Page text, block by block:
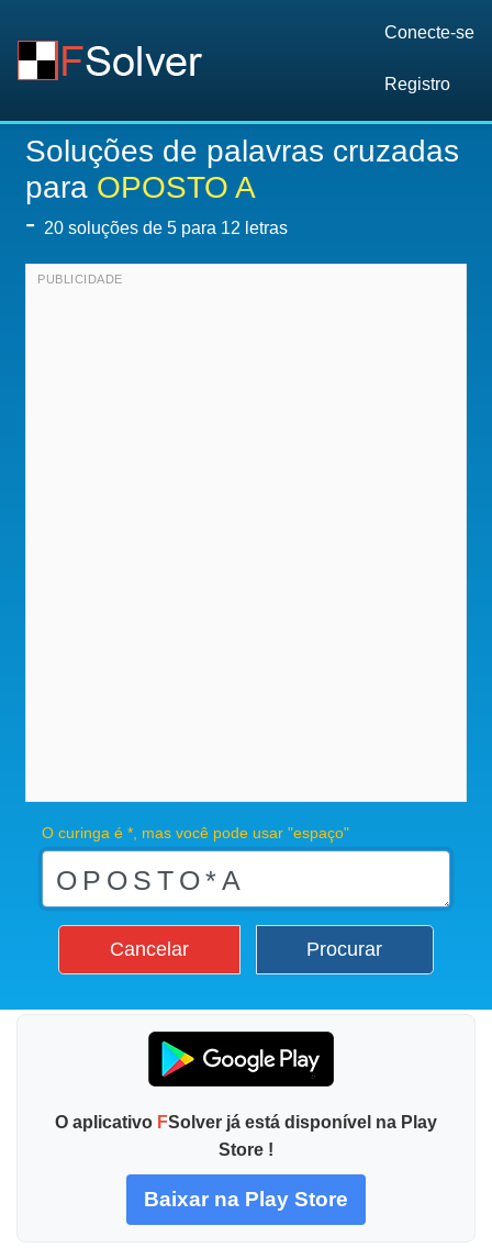
Conecte-se
Registro
Soluções de palavras cruzadas
para OPOSTO A
- 20 soluções de 5 para 12 letras
O curinga é *, mas você pode usar "espaço"
Cancelar Procurar
O aplicativo FSolver já está disponível na Play
Store !
Baixar na Play Store